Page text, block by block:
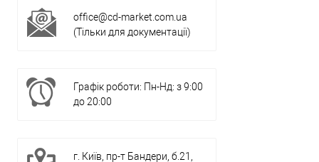
office@cd-market.com.ua
(Тільки для документації)
Графік роботи: Пн-Нд: з 9:00
до 20:00
г. Київ, пр-т Бандери, б.21,